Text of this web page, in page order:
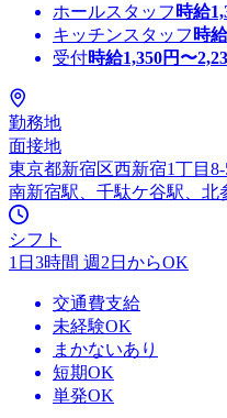
ホールスタッフ 時給
キッチンスタッフ 時給
受付時給1,350円〜
勤務地
面接地
東京都新宿区西新宿1丁目
南新宿駅、千駄ケ谷駅、北
シフト
1日3時間 週2日からOK
交通費支給
未経験OK
まかないあり
短期OK
単発OK